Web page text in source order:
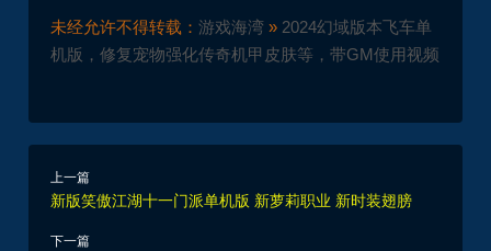
未经允许不得转载：游戏海湾 » 2024幻域版本飞车单
机版，修复宠物强化传奇机甲皮肤等，带GM使用视频
上一篇
新版笑傲江湖十一门派单机版 新萝莉职业 新时装翅膀
下一篇